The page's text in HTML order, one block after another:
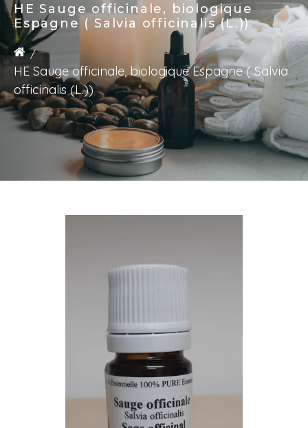
HE Sauge officinale, biologique
Espagne ( Salvia officinalis (L.))
HE Sauge officinale, biologique Espagne ( Salvia
officinalis (L.))